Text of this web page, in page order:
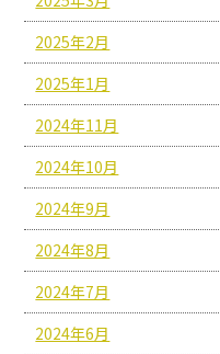
2025年2月
2025年1月
2024年11月
2024年10月
2024年9月
2024年8月
2024年7月
2024年6月